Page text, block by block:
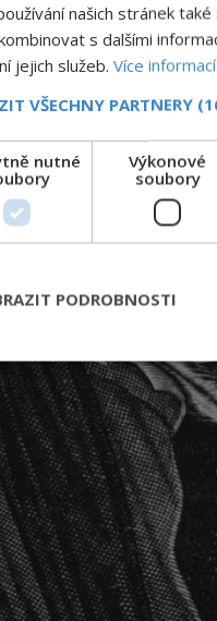
našich stránek
s dalšími
jejich služeb. Více informací
VŠECHNY PARTNERY
nutné
Výkonové
soubory
PODROBNOSTI